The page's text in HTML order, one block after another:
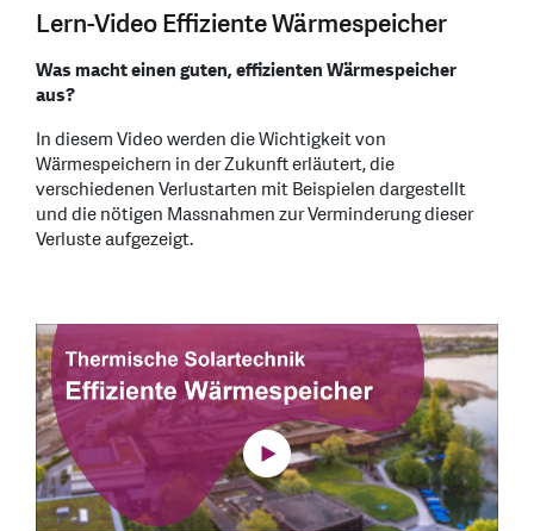
Lern-Video Effiziente Wärmespeicher
Was macht einen guten, effizienten Wärmespeicher
aus?
In diesem Video werden die Wichtigkeit von
Wärmespeichern in der Zukunft erläutert, die
verschiedenen Verlustarten mit Beispielen dargestellt
und die nötigen Massnahmen zur Verminderung dieser
Verluste aufgezeigt.